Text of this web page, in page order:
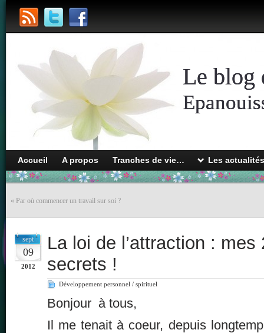
Le blog
Accueil A propos Tranches de vie… Les
« Par où commencer un travail sur soi ?
sept
09
2012
La loi de l’attraction : mes
secrets !
Développement personnel / spirituel
Bonjour à tous,
Il me tenait à coeur, depuis